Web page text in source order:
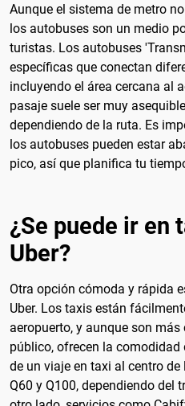
Aunque el sistema de metro
los autobuses son un medio
turistas. Los autobuses
específicas que conectan
incluyendo el área cercana al
pasaje suele ser muy
dependiendo de la ruta. Es
los autobuses pueden estar
pico, así que planifica tu
¿Se puede ir en
Uber?
Otra opción cómoda y rápida
Uber. Los taxis están
aeropuerto, y aunque son
público, ofrecen la comodidad
de un viaje en taxi al centro
Q60 y Q100, dependiendo del